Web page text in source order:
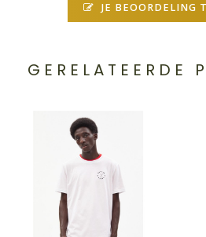
JE BEOORDELING
GERELATEERDE